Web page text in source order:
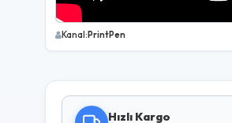
Kanal:PrintPen
Hızlı Kargo